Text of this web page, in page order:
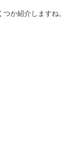
か紹介しますね。